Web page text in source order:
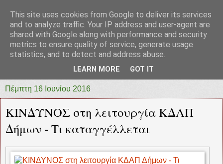
prototypia
"ΠΡΩΤΟΤΥΠΙΑ" * ΑΝΕΞΑΡΤΗΤΗ-ΗΛΕΚΤΡΟΝΙΚΗ-
Πέμπτη 16 Ιουνίου 2016
ΚΙΝΔΥΝΟΣ στη λειτουργία ΚΔΑΠ
Δήμων - Τι καταγγέλλεται
This site uses cookies from Google to deliver its services
and to analyze traffic. Your IP address and user-agent are
shared with Google along with performance and security
metrics to ensure quality of service, generate usage
statistics, and to detect and address abuse.
LEARN MORE GOT IT